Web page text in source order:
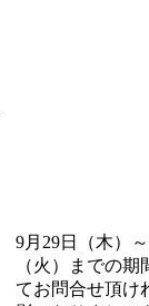
9月29日（木）
（火）までの
てお問合せ頂け